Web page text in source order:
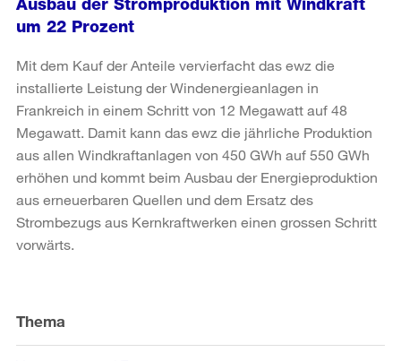
um 22 Prozent
Mit dem Kauf der Anteile vervierfacht das ewz die
installierte Leistung der Windenergieanlagen in
Frankreich in einem Schritt von 12 Megawatt auf 48
Megawatt. Damit kann das ewz die jährliche Produktion
aus allen Windkraftanlagen von 450 GWh auf 550 GWh
erhöhen und kommt beim Ausbau der Energieproduktion
aus erneuerbaren Quellen und dem Ersatz des
Strombezugs aus Kernkraftwerken einen grossen Schritt
vorwärts.
Informationen
Thema